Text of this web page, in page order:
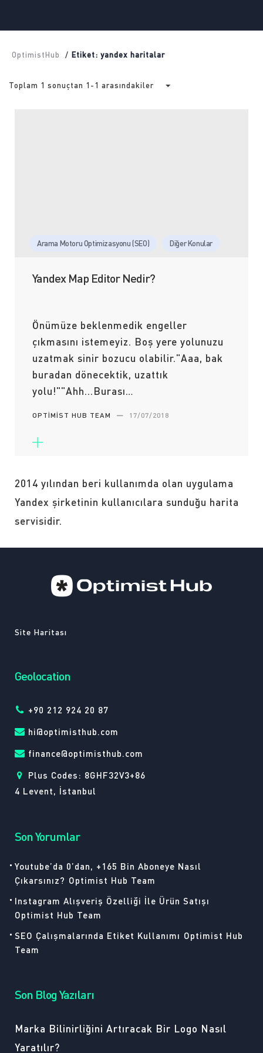
OptimistHub / Etiket: yandex haritalar
Toplam 1 sonuçtan 1-1 arasındakiler
Arama Motoru Optimizasyonu (SEO) Diğer Konular
Yandex Map Editor Nedir?
Önümüze beklenmedik engeller
çıkmasını istemeyiz. Boş yere yolunuzu
uzatmak sinir bozucu olabilir."Aaa, bak
buradan dönecektik, uzattık
yolu!""Ahh...Burası…
OPTIMIST HUB TEAM — 17/07/2018
2014 yılından beri kullanımda olan uygulama
Yandex şirketinin kullanıcılara sunduğu harita
servisidir.
Site Haritası
Geolocation
+90 212 924 20 87
hi@optimisthub.com
finance@optimisthub.com
Plus Codes: 8GHF32V3+86
4 Levent, İstanbul
Son Yorumlar
Youtube’da 0’dan, +165 Bin Aboneye Nasıl
Çıkarsınız? Optimist Hub Team
Instagram Alışveriş Özelliği İle Ürün Satışı
Optimist Hub Team
SEO Çalışmalarında Etiket Kullanımı Optimist Hub
Team
Son Blog Yazıları
Marka Bilinirliğini Artıracak Bir Logo Nasıl
Yaratılır?